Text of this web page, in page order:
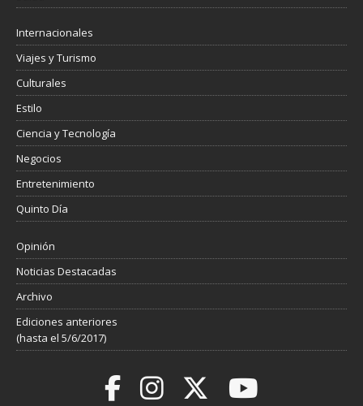
Internacionales
Viajes y Turismo
Culturales
Estilo
Ciencia y Tecnología
Negocios
Entretenimiento
Quinto Día
Opinión
Noticias Destacadas
Archivo
Ediciones anteriores
(hasta el 5/6/2017)